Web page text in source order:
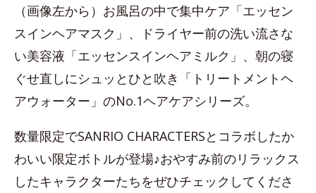
（画像左から）お風呂の中で集中ケア「エッセン
スインヘアマスク」、ドライヤー前の洗い流さな
い美容液「エッセンスインヘアミルク」、朝の寝
ぐせ直しにシュッとひと吹き「トリートメントヘ
アウォーター」のNo.1ヘアケアシリーズ。
数量限定でSANRIO CHARACTERSとコラボしたか
わいい限定ボトルが登場♪おやすみ前のリラックス
したキャラクターたちをぜひチェックしてくださ